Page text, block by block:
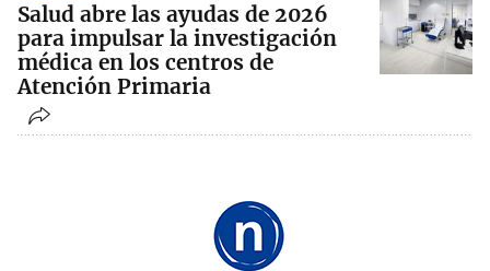
Salud abre las ayudas de 2026
para impulsar la investigación
médica en los centros de
Atención Primaria